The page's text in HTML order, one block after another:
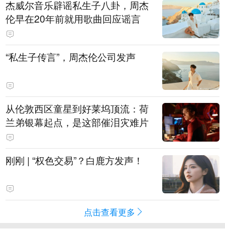
杰威尔音乐辟谣私生子八卦，周杰
伦早在20年前就用歌曲回应谣言
“私生子传言”，周杰伦公司发声
从伦敦西区童星到好莱坞顶流：荷
兰弟银幕起点，是这部催泪灾难片
刚刚 | “权色交易”？白鹿方发声！
点击查看更多